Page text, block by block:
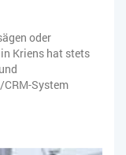
oder
Kriens hat stets
System